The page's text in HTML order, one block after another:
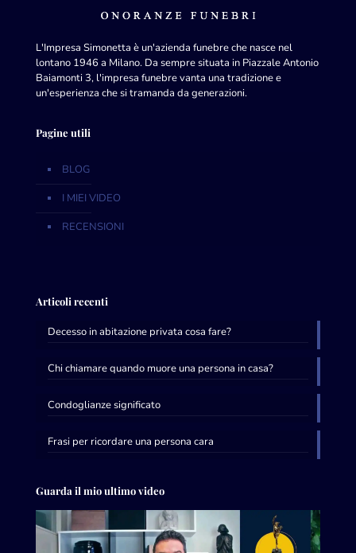
L'Impresa Simonetta è un'azienda funebre che nasce nel
lontano 1946 a Milano. Da sempre situata in Piazzale Antonio
Baiamonti 3, l'impresa funebre vanta una tradizione e
un'esperienza che si tramanda da generazioni.
Pagine utili
BLOG
I MIEI VIDEO
RECENSIONI
Articoli recenti
Decesso in abitazione privata cosa fare?
Chi chiamare quando muore una persona in casa?
Condoglianze significato
Frasi per ricordare una persona cara
Guarda il mio ultimo video